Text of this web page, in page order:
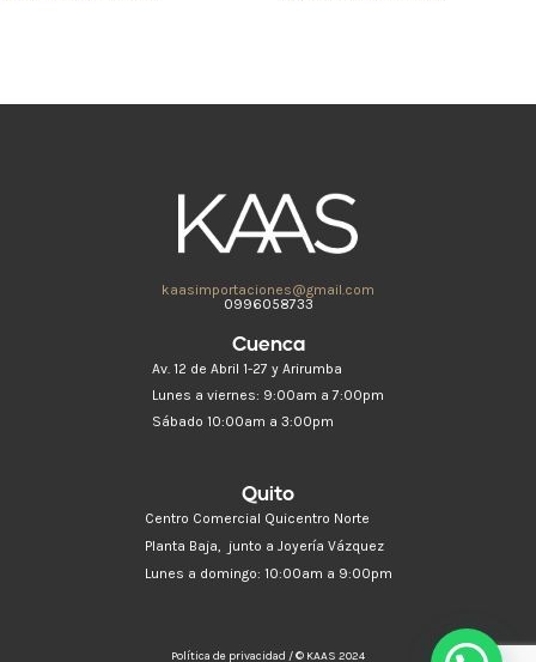
kaasimportaciones@gmail.com
0996058733
Cuenca
Av. 12 de Abril 1-27 y Arirumba
Lunes a viernes: 9:00am a 7:00pm
Sábado 10:00am a 3:00pm
Quito
Centro Comercial Quicentro Norte
Planta Baja, junto a Joyería Vázquez
Lunes a domingo: 10:00am a 9:00pm
Política de privacidad / © KAAS 2024